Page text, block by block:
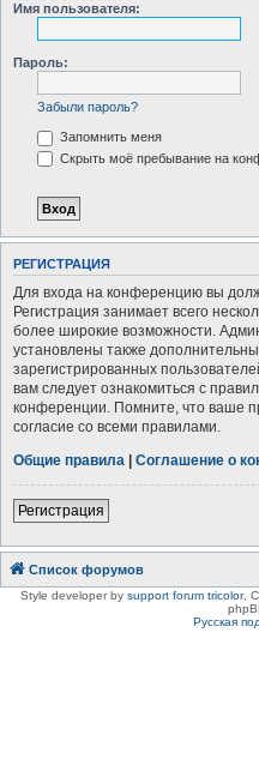
Имя пользователя:
Пароль:
Забыли пароль?
Запомнить меня
Скрыть моё пребывание на
РЕГИСТРАЦИЯ
Для входа на конференцию вы
Регистрация занимает всего
более широкие возможности.
установлены также
зарегистрированных
вам следует ознакомиться с
конференции. Помните, что ваше
согласие со всеми правилами.
Общие правила | Соглашение о
Регистрация
Список форумов
Style developer by support forum tricolor,
Русская